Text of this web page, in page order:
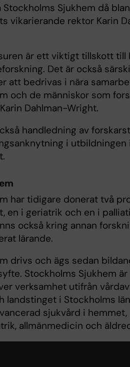
Sjukhem då
vikarierande rektor Karin
är ett viktigt tillskott till
Det är också
att bedrivas i nära
och de människor som
Dahlman-Wright.
handledning av
i
har tidigare donerat två
en i geriatrik och en i
också kring annan
lärande.
drivs och ägs sedan
Stockholms Sjukhem
verksamhet utifrån
landstinget i Stockholms
sjukvård i hemmet,
allmänmedicin och